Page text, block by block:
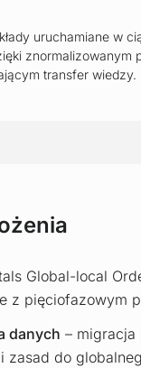
uruchamiane w
znormalizowanym
transfer wiedzy.
Global-local
z pięciofazowym
danych – migracja
zasad do